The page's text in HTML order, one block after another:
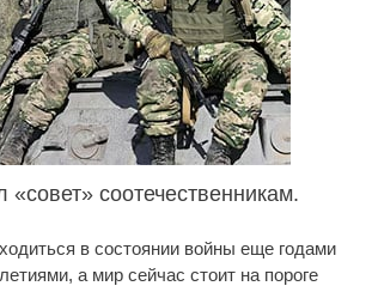
«совет» соотечественникам.
в состоянии войны еще годами
а мир сейчас стоит на пороге